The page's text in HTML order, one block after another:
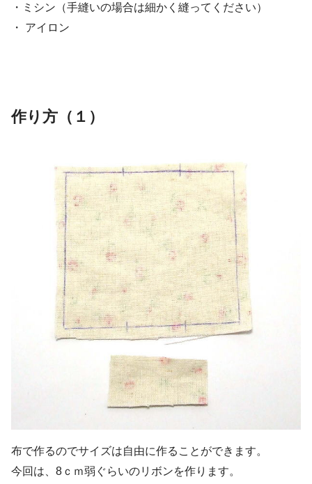
・ミシン（手縫いの場合は細かく縫ってください）
・ アイロン
作り方（１）
布で作るのでサイズは自由に作ることができます。
今回は、8ｃｍ弱ぐらいのリボンを作ります。